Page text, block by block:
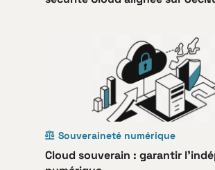
Souveraineté numérique
Cloud souverain : garantir